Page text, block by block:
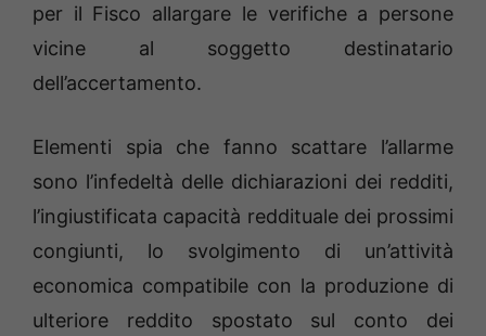
per il Fisco allargare le verifiche a persone
vicine al soggetto destinatario
dell’accertamento.
Elementi spia che fanno scattare l’allarme
sono l’infedeltà delle dichiarazioni dei redditi,
l’ingiustificata capacità reddituale dei prossimi
congiunti, lo svolgimento di un’attività
economica compatibile con la produzione di
ulteriore reddito spostato sul conto dei